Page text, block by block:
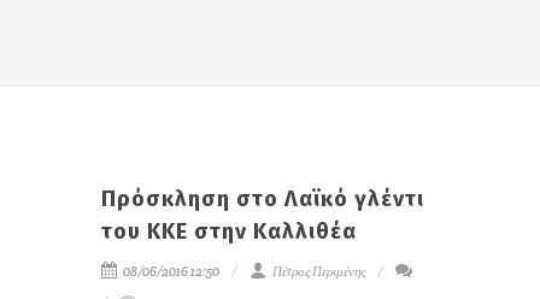
Πρόσκληση στο Λαϊκό γλέντι
του ΚΚΕ στην Καλλιθέα
08/06/2016 12:50
Πέτρος Περιμένης